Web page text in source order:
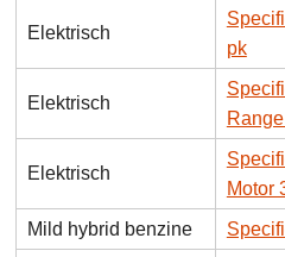
Elektrisch
pk
Elektrisch
Elektrisch
Motor
Mild hybrid benzine